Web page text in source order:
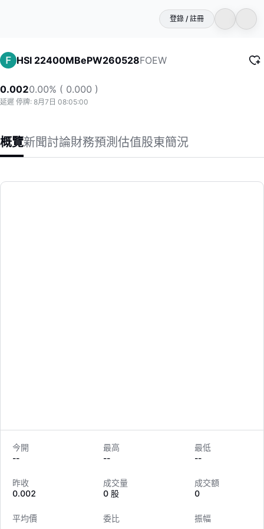
登錄 / 註冊
HSI 22400MBePW260528FOEW
0.0020.00% ( 0.000 )
延遲 停牌: 8月7日 08:05:00
概覽新聞討論財務預測 估值股東簡況
HSI 22400MBePW260528
今開
--
最高
--
最低
--
昨收
0.002
成交量
0 股
成交額
0
平均價
委比
振幅
LongbridgeAI